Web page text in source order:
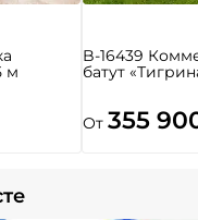
м
B-16439
батут
От 355